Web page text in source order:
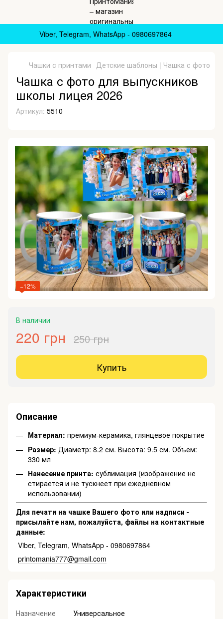
Viber, Telegram, WhatsApp - 0980697864
Чашки с принтами Детские шаблоны | Чашка с фото
Чашка с фото для выпускников
школы лицея 2026
Артикул: 5510
−12%
В наличии
220 грн 250 грн
Купить
Описание
Материал: премиум-керамика, глянцевое покрытие
Размер: Диаметр: 8.2 см. Высота: 9.5 см. Объем:
330 мл
Нанесение принта: сублимация (изображение не
стирается и не тускнеет при ежедневном
использовании)
Для печати на чашке Вашего фото или надписи -
присылайте нам, пожалуйста, файлы на контактные
данные:
Viber, Telegram, WhatsApp - 0980697864
printomania777@gmail.com
Характеристики
Назначение
Универсальное